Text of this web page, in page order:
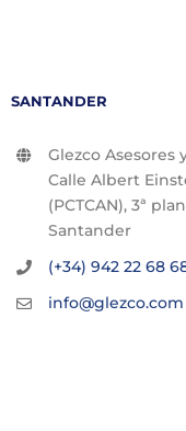
SANTANDER
Glezco Asesores
Calle Albert
(PCTCAN), 3ª
Santander
(+34) 942 22 68
info@glezco.com